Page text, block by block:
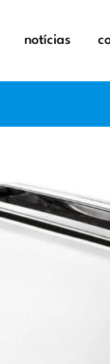
exaustor
fornos
notícias